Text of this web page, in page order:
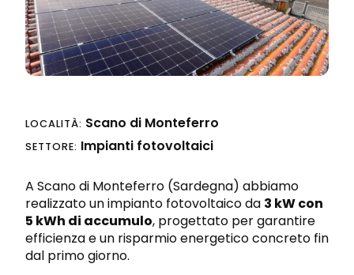
Progettazione integrata
Sicurezza sul lavoro e nei cantieri
Richiedi preventivo
LOCALITÀ: Scano di Monteferro
SETTORE: Impianti fotovoltaici
A Scano di Monteferro (Sardegna) abbiamo
realizzato un impianto fotovoltaico da 3 kW con
5 kWh di accumulo, progettato per garantire
efficienza e un risparmio energetico concreto fin
dal primo giorno.